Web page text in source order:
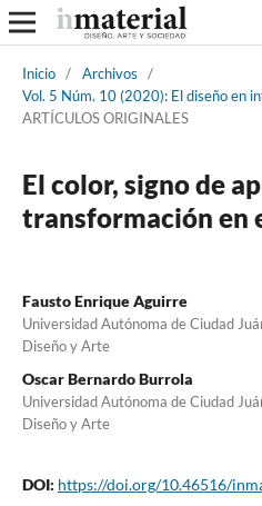
Inicio / Archivos
/
Vol. 5 Núm. 10 (2020): El diseño en
ARTÍCULOS ORIGINALES
El color, signo de
transformación en
Fausto Enrique Aguirre
Universidad Autónoma de Ciudad
Diseño y Arte
Oscar Bernardo Burrola
Universidad Autónoma de Ciudad
Diseño y Arte
DOI: https://doi.org/10.46516/